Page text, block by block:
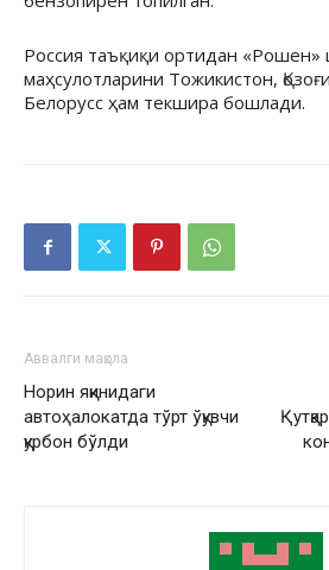
Россия таъқиқи ортидан «Рошен»
маҳсулотларини Тожикистон,
Белорусс ҳам текшира бошлади.
Аввалги мақола
Норин яқинидаги
автоҳалокатда тўрт ўқувчи
қурбон бўлди